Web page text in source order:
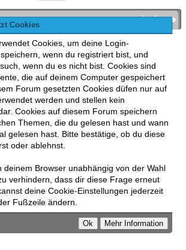
Cookies
Cookies, um deine Login-
wenn du registriert bist, und
wenn du es nicht bist. Cookies sind
die auf deinem Computer gespeichert
Forum gesetzten Cookies düfen nur auf
werden und stellen kein
Cookies auf diesem Forum speichern
Themen, die du gelesen hast und wann
gelesen hast. Bitte bestätige, ob du diese
oder ablehnst.
deinem Browser unabhängig von der Wahl
verhindern, dass dir diese Frage erneut
deine Cookie-Einstellungen jederzeit
Fußzeile ändern.
nach oben
MyBB , mobile Fassung: MyBB GoMobile
Zur Desktop-Version wechseln
usesLukasz TkaczMyBB addons.